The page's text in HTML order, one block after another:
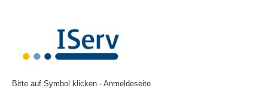
Bitte auf Symbol klicken - Anmeldeseite